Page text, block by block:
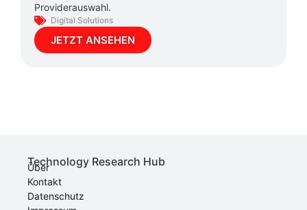
Providerauswahl.
Digital Solutions
JETZT ANSEHEN
Technology Research Hub
Über
Kontakt
Datenschutz